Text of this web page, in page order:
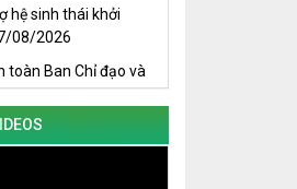
hệ sinh thái khởi
08/2026
toàn Ban Chỉ đạo và
2026